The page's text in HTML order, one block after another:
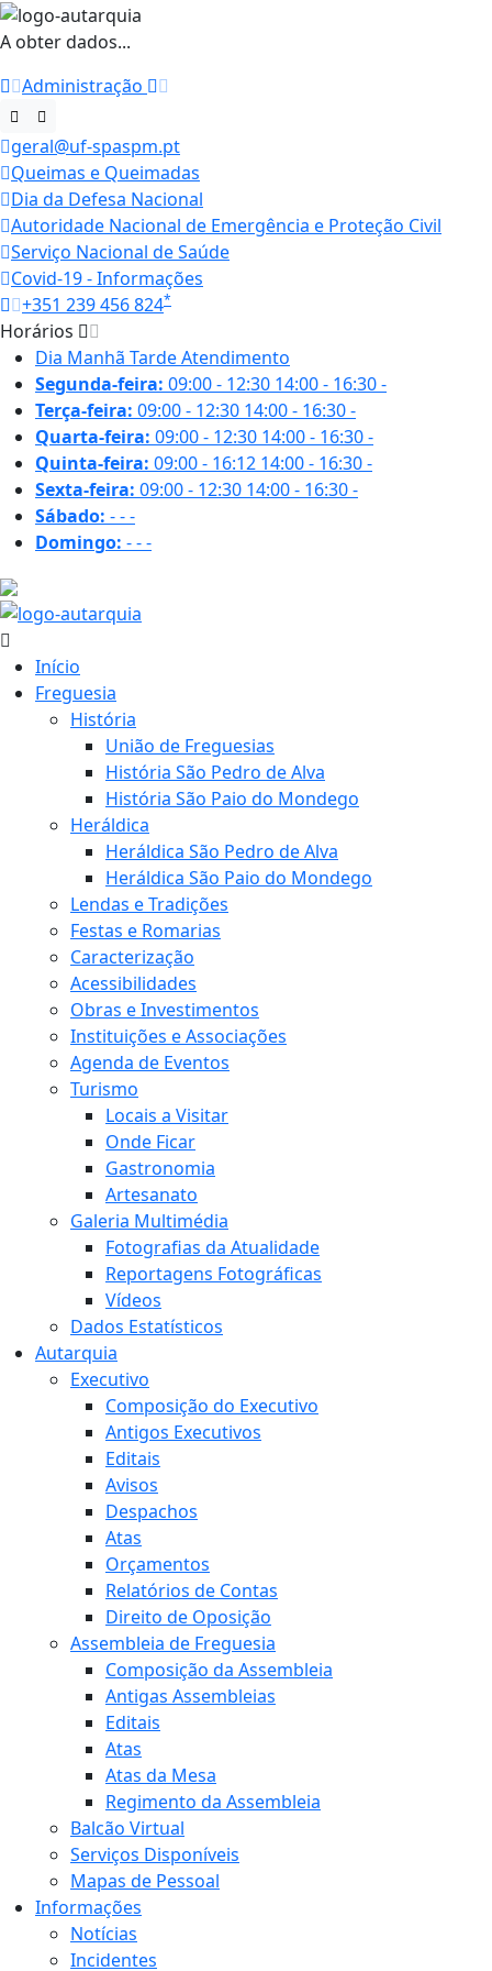
A obter dados...
Administração
geral@uf-spaspm.pt
Queimas e Queimadas
Dia da Defesa Nacional
Autoridade Nacional de Emergência e Proteção Civil
Serviço Nacional de Saúde
Covid-19 - Informações
+351 239 456 824*
Horários
Dia Manhã TardeAtendimento
Segunda-feira: 09:00 - 12:30 14:00 - 16:30-
Terça-feira: 09:00 - 12:30 14:00 - 16:30-
Quarta-feira: 09:00 - 12:30 14:00 - 16:30-
Quinta-feira: 09:00 - 16:12 14:00 - 16:30-
Sexta-feira: 09:00 - 12:30 14:00 - 16:30-
Sábado: ---
Domingo: ---
Início
Freguesia
História
União de Freguesias
História São Pedro de Alva
História São Paio do Mondego
Heráldica
Heráldica São Pedro de Alva
Heráldica São Paio do Mondego
Lendas e Tradições
Festas e Romarias
Caracterização
Acessibilidades
Obras e Investimentos
Instituições e Associações
Agenda de Eventos
Turismo
Locais a Visitar
Onde Ficar
Gastronomia
Artesanato
Galeria Multimédia
Fotografias da Atualidade
Reportagens Fotográficas
Vídeos
Dados Estatísticos
Autarquia
Executivo
Composição do Executivo
Antigos Executivos
Editais
Avisos
Despachos
Atas
Orçamentos
Relatórios de Contas
Direito de Oposição
Assembleia de Freguesia
Composição da Assembleia
Antigas Assembleias
Editais
Atas
Atas da Mesa
Regimento da Assembleia
Balcão Virtual
Serviços Disponíveis
Mapas de Pessoal
Informações
Notícias
Incidentes